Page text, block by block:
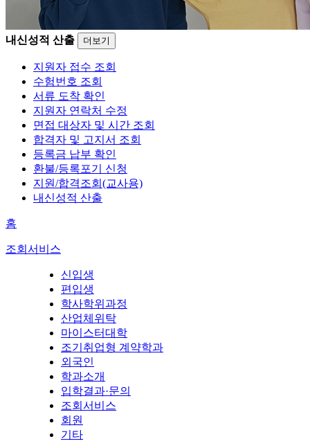
내신성적 산출 더보기
지원자 접수 조회
수험번호 조회
서류 도착 확인
지원자 연락처 수정
면접 대상자 및 시간 조회
합격자 및 고지서 조회
등록금 납부 확인
환불/등록포기 신청
지원/합격조회(교사용)
내신성적 산출
홈
조회서비스
신입생
편입생
학사학위과정
산업체위탁
마이스터대학
조기취업형 계약학과
외국인
학과소개
입학결과·문의
조회서비스
회원
기타